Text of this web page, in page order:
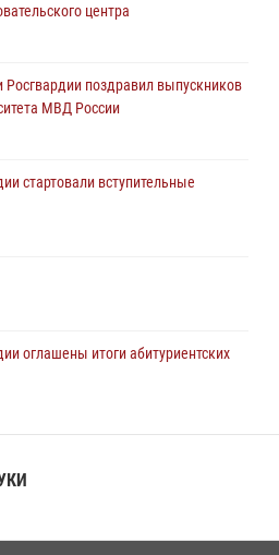
тактика, профессионализм
связи войск
центра
поздравил выпускников
МВД России
стартовали вступительные
оглашены итоги абитуриентских